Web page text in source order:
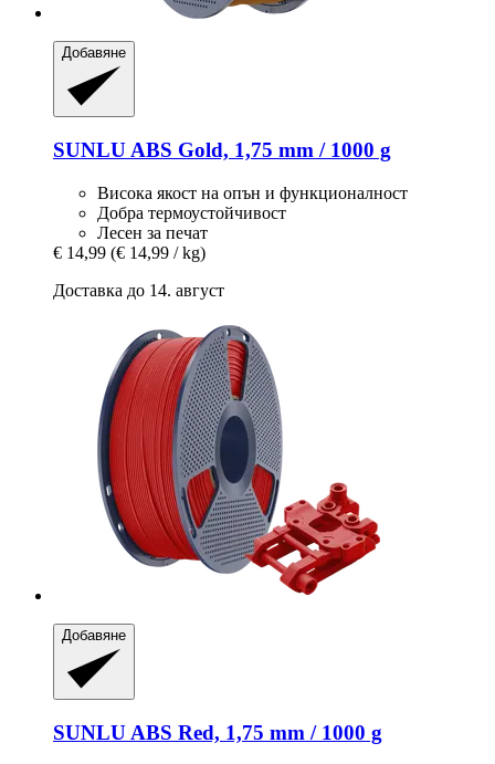
Добавяне
SUNLU ABS Gold, 1,75 mm / 1000 g
Висока якост на опън и функционалност
Добра термоустойчивост
Лесен за печат
€ 14,99 (€ 14,99 / kg)
Доставка до 14. август
Добавяне
SUNLU ABS Red, 1,75 mm / 1000 g